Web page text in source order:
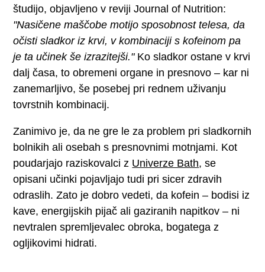
študijo, objavljeno v reviji Journal of Nutrition:
"Nasičene maščobe motijo sposobnost telesa, da
očisti sladkor iz krvi, v kombinaciji s kofeinom pa
je ta učinek še izrazitejši."Ko sladkor ostane v krvi
dalj časa, to obremeni organe in presnovo – kar ni
zanemarljivo, še posebej pri rednem uživanju
tovrstnih kombinacij.
Zanimivo je, da ne gre le za problem pri sladkornih
bolnikih ali osebah s presnovnimi motnjami. Kot
poudarjajo raziskovalci z Univerze Bath, se
opisani učinki pojavljajo tudi pri sicer zdravih
odraslih. Zato je dobro vedeti, da kofein – bodisi iz
kave, energijskih pijač ali gaziranih napitkov – ni
nevtralen spremljevalec obroka, bogatega z
ogljikovimi hidrati.